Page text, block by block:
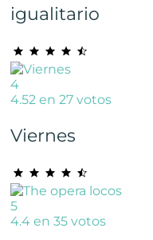
igualitario
4
4.52 en 27 votos
Viernes
5
4.4 en 35 votos